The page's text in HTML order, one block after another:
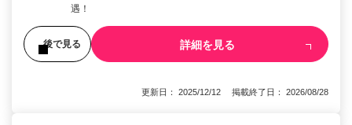
遇！
後で見る 詳細を見る
更新日： 2025/12/12 掲載終了日： 2026/08/28